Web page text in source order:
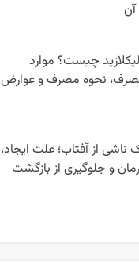
آن
چیست؟ موارد
نحوه مصرف و عوارض
ناشی از آفتاب؛ علت ایجاد،
و جلوگیری از بازگشت